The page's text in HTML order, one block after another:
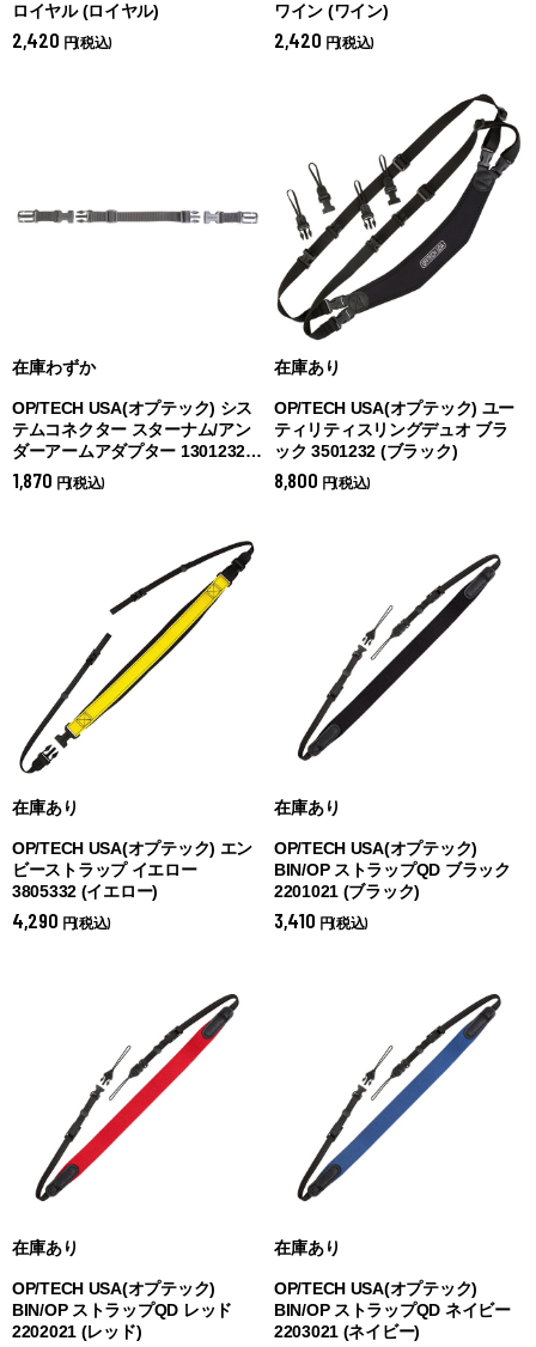
ロイヤル (ロイヤル)
2,420 円(税込)
ワイン (ワイン)
2,420 円(税込)
在庫わずか
OP/TECH USA(オプテック) シス
テムコネクター スターナム/アン
ダーアームアダプター 1301232
(スターナム/アンダーアームアダ
プター)
1,870 円(税込)
在庫あり
OP/TECH USA(オプテック) ユー
ティリティスリングデュオ ブラ
ック 3501232 (ブラック)
8,800 円(税込)
在庫あり
OP/TECH USA(オプテック) エン
ビーストラップ イエロー
3805332 (イエロー)
4,290 円(税込)
在庫あり
OP/TECH USA(オプテック)
BIN/OP ストラップQD ブラック
2201021 (ブラック)
3,410 円(税込)
在庫あり
OP/TECH USA(オプテック)
BIN/OP ストラップQD レッド
2202021 (レッド)
在庫あり
OP/TECH USA(オプテック)
BIN/OP ストラップQD ネイビー
2203021 (ネイビー)